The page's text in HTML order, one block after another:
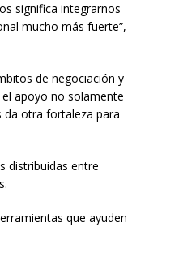
significa integrarnos
mucho más fuerte”,
de negociación y
apoyo no solamente
da otra fortaleza para
distribuidas entre
que ayuden